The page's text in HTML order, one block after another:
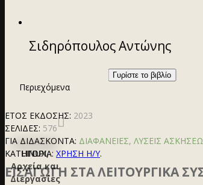
LINUX,
Αρχεία και
Διεργασίες
Σιδηρόπουλος Αντώνης
Γυρίστε το βιβλίο
Περιεχόμενα
ΕΤΟΣ ΕΚΔΟΣΗΣ: 2023
ΣΕΛΙΔΕΣ: 576
ΓΙΑ ΔΙΔΑΣΚΟΝΤΑ: ΔΙΑΦΑΝΕΙΕΣ, ΛΥΣΕΙΣ
ΚΑΤΗΓΟΡΊΑ: ΧΡΗΣΗ Η/Υ.
ΕΙΣΑΓΩΓΗ ΣΤΑ ΛΕΙΤΟΥΡΓΙΚΑ